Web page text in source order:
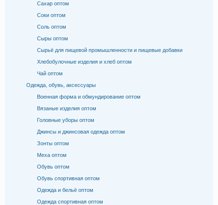
Сахар оптом
Соки оптом
Соль оптом
Сыры оптом
Сырьё для пищевой промышленности и пищевые добавки
Хлебобулочные изделия и хлеб оптом
Чай оптом
Одежда, обувь, аксессуары
Военная форма и обмундирование оптом
Вязаные изделия оптом
Головные уборы оптом
Джинсы и джинсовая одежда оптом
Зонты оптом
Меха оптом
Обувь оптом
Обувь спортивная оптом
Одежда и бельё оптом
Одежда спортивная оптом